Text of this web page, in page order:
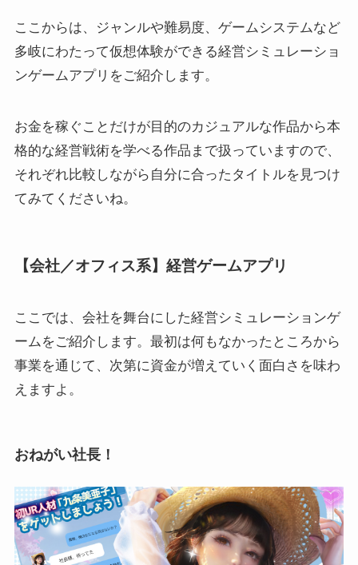
ここからは、ジャンルや難易度、ゲームシステムなど
多岐にわたって仮想体験ができる経営シミュレーショ
ンゲームアプリをご紹介します。
お金を稼ぐことだけが目的のカジュアルな作品から本
格的な経営戦術を学べる作品まで扱っていますので、
それぞれ比較しながら自分に合ったタイトルを見つけ
てみてくださいね。
【会社／オフィス系】経営ゲームアプリ
ここでは、会社を舞台にした経営シミュレーションゲ
ームをご紹介します。最初は何もなかったところから
事業を通じて、次第に資金が増えていく面白さを味わ
えますよ。
おねがい社長！